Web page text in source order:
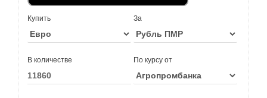
Купить За
В количестве По курсу от